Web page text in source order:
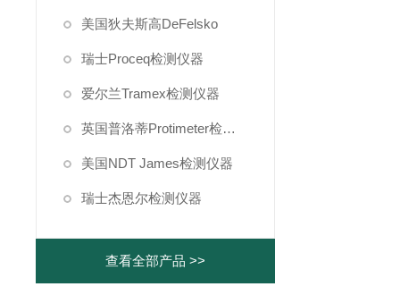
美国狄夫斯高DeFelsko
瑞士Proceq检测仪器
爱尔兰Tramex检测仪器
英国普洛蒂Protimeter检测仪器
美国NDT James检测仪器
瑞士杰恩尔检测仪器
查看全部产品 >>